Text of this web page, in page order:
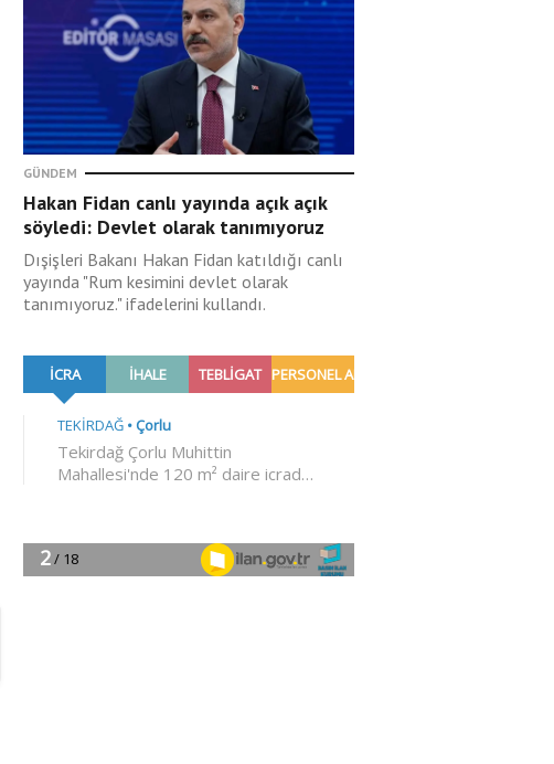
GÜNDEM
Hakan Fidan canlı yayında açık açık
söyledi: Devlet olarak tanımıyoruz
Dışişleri Bakanı Hakan Fidan katıldığı canlı
yayında "Rum kesimini devlet olarak
tanımıyoruz." ifadelerini kullandı.